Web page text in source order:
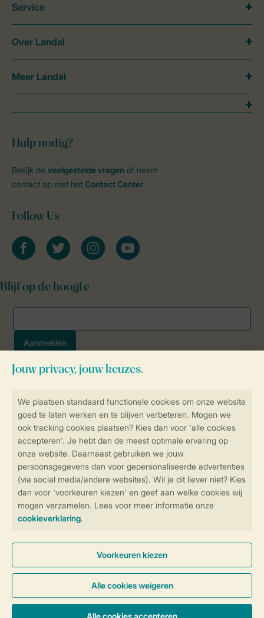
Controle over jouw gegevens &
privacy
SSL certificaat
Veilige gegevensoverdracht
Veilige betaling
Hulp nodig?
Bekijk de veelgestelde vragen of neem
contact op met het Contact Center.
Follow Us
facebooktwitter instagramyoutube
Blijf op de hoogte
Service
Over Landal
Meer Landal
Algemene voorwaarden Privacy notice
Disclaimer
Toegankelijkheid © 2026 Landal